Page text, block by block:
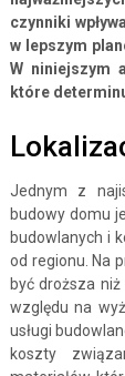
czynniki
w lepszym
W niniejszym
które
Jednym z
budowy domu
budowlanych i
od regionu. Na
być droższa
względu na
usługi
koszty